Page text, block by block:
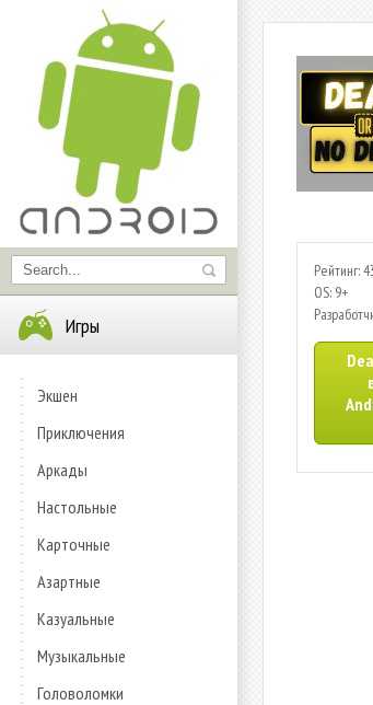
Игры
Экшен
Приключения
Аркады
Настольные
Карточные
Азартные
Казуальные
Музыкальные
Головоломки
Рейтинг:
OS: 9+